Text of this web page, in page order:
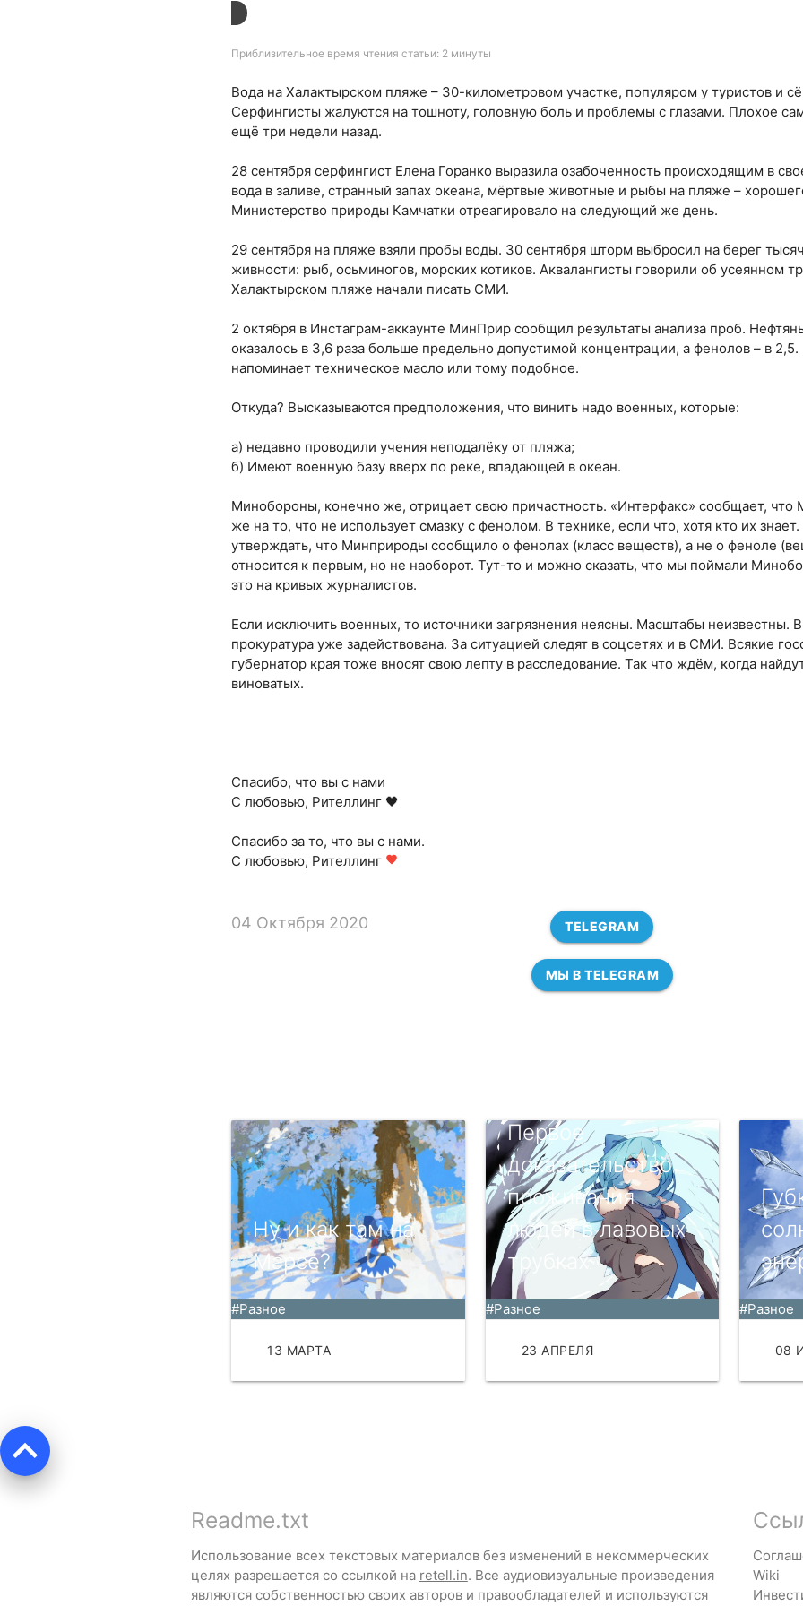
Приблизительное время чтения статьи: 2 минуты
Вода на Халактырском пляже – 30-километровом участке, популяром у туристов и
Серфингисты жалуются на тошноту, головную боль и проблемы с глазами. Плохое
ещё три недели назад.
28 сентября серфингист Елена Горанко выразила озабоченность происходящим в
вода в заливе, странный запах океана, мёртвые животные и рыбы на пляже –
Министерство природы Камчатки отреагировало на следующий же день.
29 сентября на пляже взяли пробы воды. 30 сентября шторм выбросил на берег
живности: рыб, осьминогов, морских котиков. Аквалангисты говорили об усеянном
Халактырском пляже начали писать СМИ.
2 октября в Инстаграм-аккаунте МинПрир сообщил результаты анализа проб.
оказалось в 3,6 раза больше предельно допустимой концентрации, а фенолов – в 2,5.
напоминает техническое масло или тому подобное.
Откуда? Высказываются предположения, что винить надо военных, которые:
а) недавно проводили учения неподалёку от пляжа;
б) Имеют военную базу вверх по реке, впадающей в океан.
Минобороны, конечно же, отрицает свою причастность. «Интерфакс» сообщает, что
же на то, что не использует смазку с фенолом. В технике, если что, хотя кто их
утверждать, что Минприроды сообщило о фенолах (класс веществ), а не о феноле
относится к первым, но не наоборот. Тут-то и можно сказать, что мы поймали
это на кривых журналистов.
Если исключить военных, то источники загрязнения неясны. Масштабы неизвестны.
прокуратура уже задействована. За ситуацией следят в соцсетях и в СМИ. Всякие
губернатор края тоже вносят свою лепту в расследование. Так что ждём, когда
виноватых.
Спасибо, что вы с нами
С любовью, Рителлинг 🖤
Спасибо за то, что вы с нами.
С любовью, Рителлинг favorite
04 Октября 2020 TELEGRAM
МЫ В TELEGRAM
Ну и как там на
Марсе?
#Разное
13 МАРТА
Первое
доказательство
проживания
людей в лавовых
трубках
#Разное
23 АПРЕЛЯ
#Разное
08
keyboard_arrow_up
Readme.txt
Использование всех текстовых материалов без изменений в некоммерческих
целях разрешается со ссылкой на retell.in. Все аудиовизуальные произведения
являются собственностью своих авторов и правообладателей и используются
Wiki